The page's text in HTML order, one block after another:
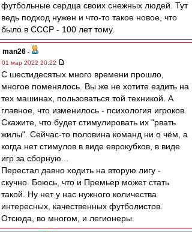
футбольные сердца своих снежных людей. Тут
ведь подход нужен и что-то такое новое, что
было в СССР - 100 лет тому.
man26 -
01 мар 2022 20:22
С шестидесятых много времени прошло,
многое поменялось. Вы же не хотите ездить на
тех машинах, пользоваться той техникой. А
главное, что изменилось - психология игроков.
Скажите, что будет стимулировать их "рвать
жилы". Сейчас-то половина команд ни о чём, а
когда нет стимулов в виде еврокубков, в виде
игр за сборную...
Перестал давно ходить на вторую лигу -
скучно. Боюсь, что и Премьер может стать
такой. Ну нет у нас нужного количества
интересных, качественных футболистов.
Отсюда, во многом, и легионеры.